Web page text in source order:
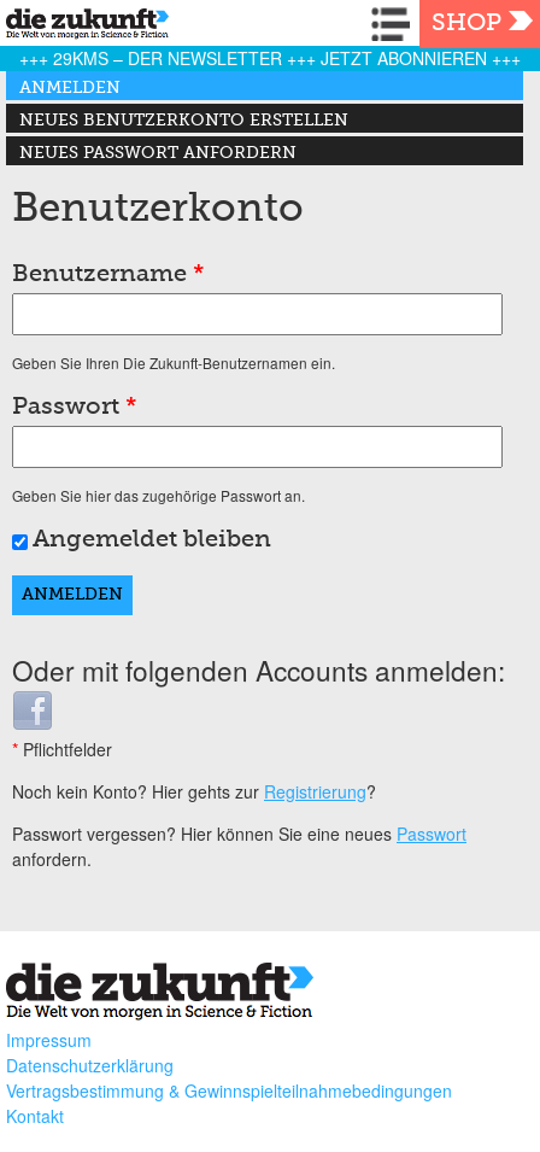
Navigation
SHOP
+++ 29KMS – DER NEWSLETTER +++ JETZT ABONNIEREN +++
Haupt-Reiter
ANMELDEN
(AKTIVER REITER)
NEUES BENUTZERKONTO ERSTELLEN
NEUES PASSWORT ANFORDERN
Benutzerkonto
Benutzername *
Geben Sie Ihren Die Zukunft-Benutzernamen ein.
Passwort *
Geben Sie hier das zugehörige Passwort an.
Angemeldet bleiben
Oder mit folgenden Accounts anmelden:
Login with Facebook
* Pflichtfelder
Noch kein Konto? Hier gehts zur Registrierung?
Passwort vergessen? Hier können Sie eine neues Passwort
anfordern.
Impressum
Datenschutzerklärung
Vertragsbestimmung & Gewinnspielteilnahmebedingungen
Kontakt